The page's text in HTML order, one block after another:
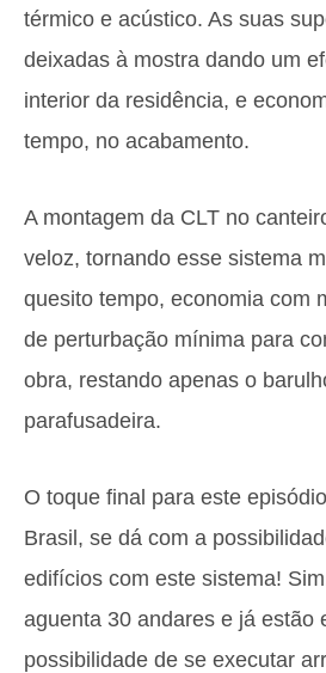
térmico e acústico. As suas
deixadas à mostra dando um
interior da residência, e
tempo, no acabamento.
A montagem da CLT no
veloz, tornando esse sistema
quesito tempo, economia com
de perturbação mínima para
obra, restando apenas o
parafusadeira.
O toque final para este
Brasil, se dá com a
edifícios com este sistema!
aguenta 30 andares e já estão
possibilidade de se executar